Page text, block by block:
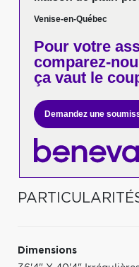
Venise-en-Québec
Pour votre
comparez-
ça vaut le
Demandez une
Dimensions